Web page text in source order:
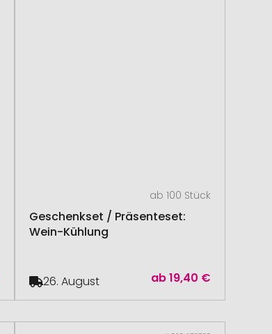
ab 100 Stück
Geschenkset / Präsenteset:
Wein-Kühlung
ab19,40 €
26. August